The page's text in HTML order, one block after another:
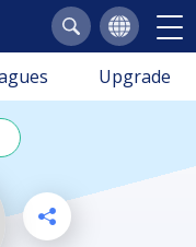
Upgrade